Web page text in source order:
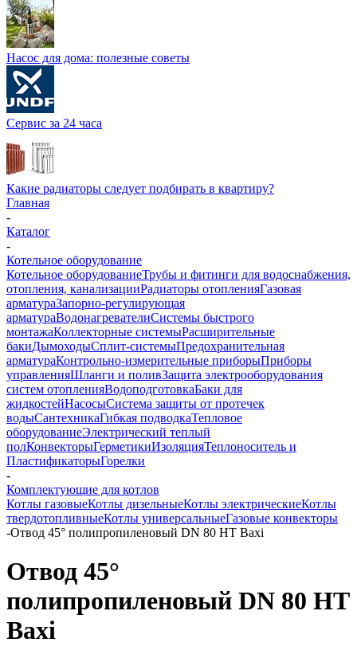
Насос для дома: полезные советы
Сервис за 24 часа
Какие радиаторы следует подбирать в квартиру?
Главная
-
Каталог
-
Котельное оборудование
Котельное оборудованиеТрубы и фитинги для водоснабжения,
отопления, канализацииРадиаторы отопленияГазовая
арматураЗапорно-регулирующая
арматураВодонагревателиСистемы быстрого
монтажаКоллекторные системыРасширительные
бакиДымоходыСплит-системыПредохранительная
арматураКонтрольно-измерительные приборыПриборы
управленияШланги и поливЗащита электрооборудования
систем отопленияВодоподготовкаБаки для
жидкостейНасосыСистема защиты от протечек
водыСантехникаГибкая подводкаТепловое
оборудованиеЭлектрический теплый
полКонвекторыГерметикиИзоляцияТеплоноситель и
ПластификаторыГорелки
-
Комплектующие для котлов
Котлы газовыеКотлы дизельныеКотлы электрическиеКотлы
твердотопливныеКотлы универсальныеГазовые конвекторы
-Отвод 45° полипропиленовый DN 80 HT Baxi
Отвод 45°
полипропиленовый DN 80 HT
Baxi